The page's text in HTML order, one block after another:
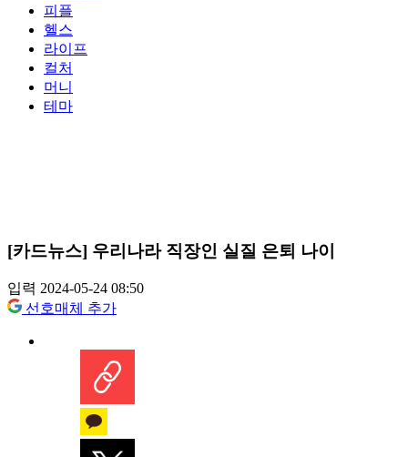
피플
헬스
라이프
컬처
머니
테마
[카드뉴스] 우리나라 직장인 실질 은퇴 나이
입력 2024-05-24 08:50
선호매체 추가